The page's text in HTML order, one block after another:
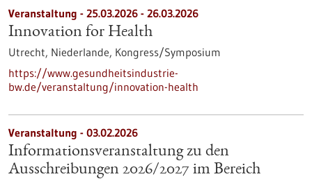
Veranstaltung - 25.03.2026 - 26.03.2026
Innovation for Health
Utrecht, Niederlande, Kongress/Symposium
https://www.gesundheitsindustrie-
bw.de/veranstaltung/innovation-health
Veranstaltung - 03.02.2026
Informationsveranstaltung zu den
Ausschreibungen 2026/2027 im Bereich